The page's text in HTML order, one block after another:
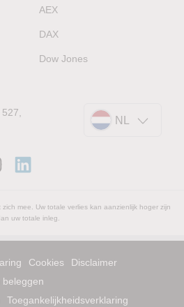
AEX
DAX
Dow Jones
527,
NL
mee. Uw totale verlies kan aanzienlijk hoger zijn
uw totale inleg.
Cookies
Disclaimer
beleggen
Toegankelijkheidsverklaring